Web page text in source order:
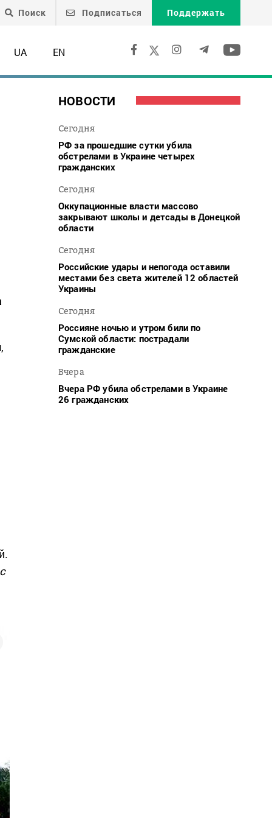
Поиск Подписаться Поддержать
UA EN
,
НОВОСТИ
Сегодня
РФ за прошедшие сутки убила
обстрелами в Украине четырех
гражданских
Сегодня
Оккупационные власти массово
закрывают школы и детсады в Донецкой
области
Сегодня
Российские удары и непогода оставили
местами без света жителей 12 областей
Украины
Сегодня
Россияне ночью и утром били по
Сумской области: пострадали
гражданские
Вчера
Вчера РФ убила обстрелами в Украине
26 гражданских